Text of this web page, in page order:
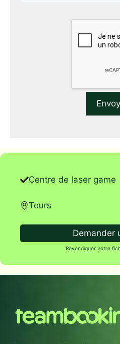
Centre de laser game
Tours
Demander
Revendiquer votre